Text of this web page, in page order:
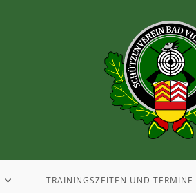
TRAININGSZEITEN UND TERMINE